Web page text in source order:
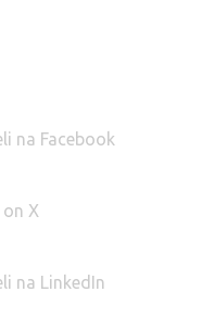
na Facebook
on X
na LinkedIn